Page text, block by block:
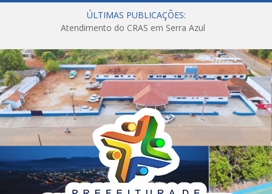
ÚLTIMAS PUBLICAÇÕES:
Atendimento do CRAS em Serra Azul